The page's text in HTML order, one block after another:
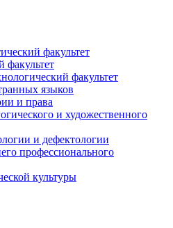
факультет
факультет
факультет
языков
и права
и художественного
и дефектологии
профессионального
культуры